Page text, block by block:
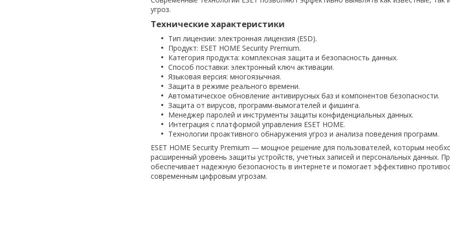
угроз.
Технические характеристики
Тип лицензии: электронная лицензия (ESD).
Продукт: ESET HOME Security Premium.
Категория продукта: комплексная защита и безопасность данных.
Способ поставки: электронный ключ активации.
Языковая версия: многоязычная.
Защита в режиме реального времени.
Автоматическое обновление антивирусных баз и компонентов безопасности.
Защита от вирусов, программ-вымогателей и фишинга.
Менеджер паролей и инструменты защиты конфиденциальных данных.
Интеграция с платформой управления ESET HOME.
Технологии проактивного обнаружения угроз и анализа поведения программ.
ESET HOME Security Premium — мощное решение для пользователей, которым
расширенный уровень защиты устройств, учетных записей и персональных данных.
обеспечивает надежную безопасность в интернете и помогает эффективно
современным цифровым угрозам.